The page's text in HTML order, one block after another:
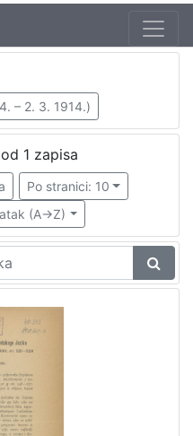
– 2. 3. 1914.)
1 zapisa
Po stranici: 10
(A->Z)